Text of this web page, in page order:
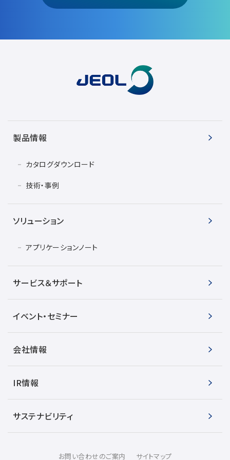
製品情報
カタログダウンロード
技術・事例
ソリューション
アプリケーションノート
サービス＆サポート
イベント・セミナー
会社情報
IR情報
サステナビリティ
お問い合わせのご案内 サイトマップ